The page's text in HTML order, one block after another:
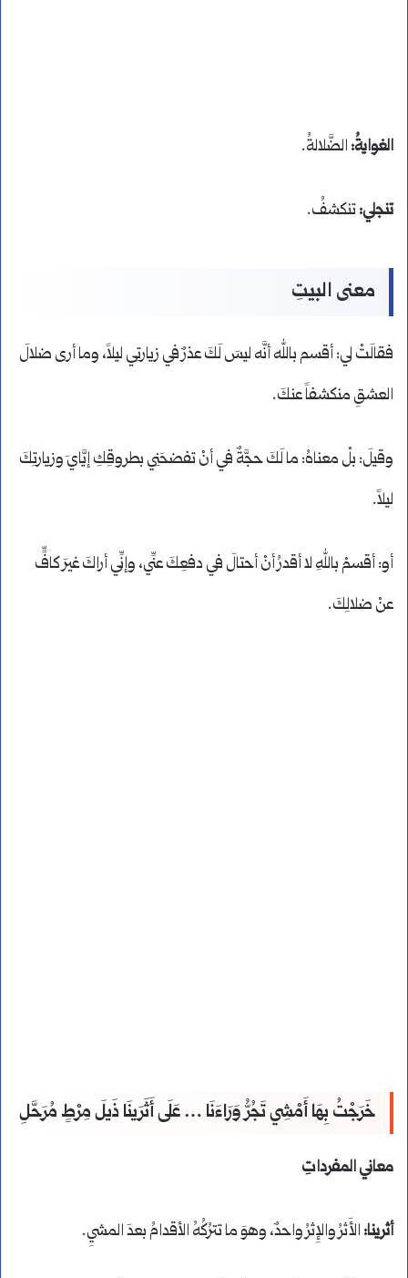
الغوايةُ:الضَّلالةُ.
تنجلي:تنكشفُ.
معنى البيتِ
فقالَتْ لي: أقسم بالله أنَّه ليسَ لَكَ عذرٌ في زيارتِي ليلاً، وما أرى ضلالَ
العشقِ منكشفاً عنكَ.
وقيلَ: بلْ معناهُ: ما لَكَ حجَّةٌ في أنْ تفضحَنِي بطروقِكِ إيَّايَ وزيارتِكَ
ليلاً.
أو: أقسمْ باللهِ لا أقدرُ أنْ أحتالَ في دفعِكَ عنِّي، وإنِّي أراكَ غيرَ كافٍّ
عنْ ضلالِكَ.
خَرَجْتُ بِهَا أَمْشِي تَجُرُّ وَرَاءَنَا … عَلَى أَثَرَينَا ذَيلَ مِرْطٍ مُرَحَّلِ
معاني المفرداتِ
أثرينا:الأَثرُ والإِثرُ واحدٌ، وهوَ ما تترُكُهُ الأقدامُ بعدَ المشيِ.